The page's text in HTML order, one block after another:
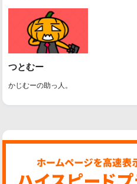
つとむー
かじむーの助っ人。